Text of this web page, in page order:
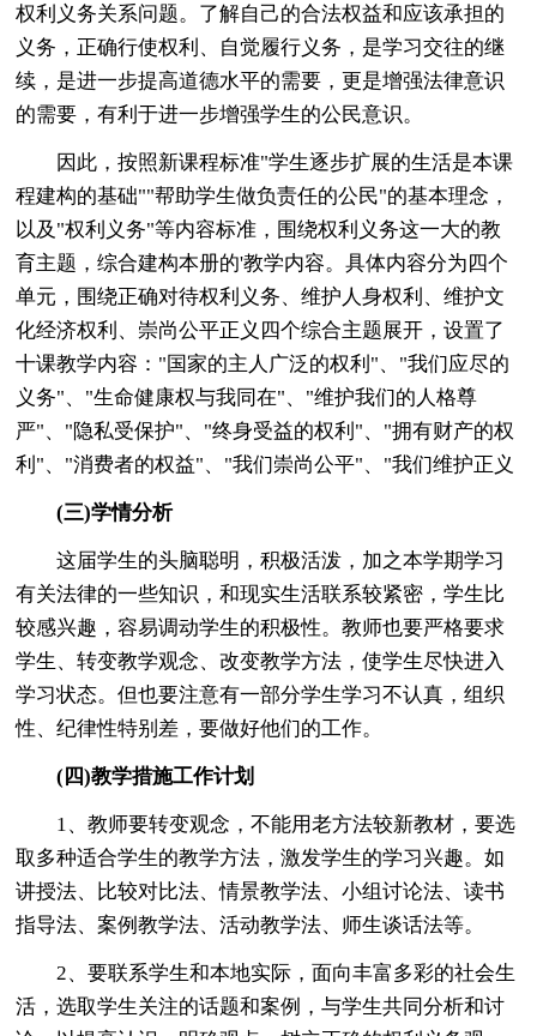
权利义务关系问题。了解自己的合法权益和应该承担的
义务，正确行使权利、自觉履行义务，是学习交往的继
续，是进一步提高道德水平的需要，更是增强法律意识
的需要，有利于进一步增强学生的公民意识。
因此，按照新课程标准"学生逐步扩展的生活是本课
程建构的基础""帮助学生做负责任的公民"的基本理念，
以及"权利义务"等内容标准，围绕权利义务这一大的教
育主题，综合建构本册的'教学内容。具体内容分为四个
单元，围绕正确对待权利义务、维护人身权利、维护文
化经济权利、崇尚公平正义四个综合主题展开，设置了
十课教学内容："国家的主人广泛的权利"、"我们应尽的
义务"、"生命健康权与我同在"、"维护我们的人格尊
严"、"隐私受保护"、"终身受益的权利"、"拥有财产的权
利"、"消费者的权益"、"我们崇尚公平"、"我们维护正义
(三)学情分析
这届学生的头脑聪明，积极活泼，加之本学期学习
有关法律的一些知识，和现实生活联系较紧密，学生比
较感兴趣，容易调动学生的积极性。教师也要严格要求
学生、转变教学观念、改变教学方法，使学生尽快进入
学习状态。但也要注意有一部分学生学习不认真，组织
性、纪律性特别差，要做好他们的工作。
(四)教学措施工作计划
1、教师要转变观念，不能用老方法较新教材，要选
取多种适合学生的教学方法，激发学生的学习兴趣。如
讲授法、比较对比法、情景教学法、小组讨论法、读书
指导法、案例教学法、活动教学法、师生谈话法等。
2、要联系学生和本地实际，面向丰富多彩的社会生
活，选取学生关注的话题和案例，与学生共同分析和讨